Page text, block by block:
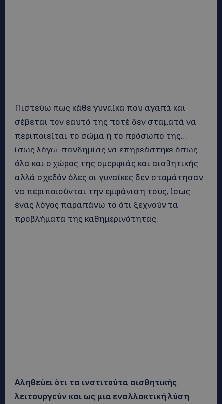
Πιστεύω πως κάθε γυναίκα που αγαπά και
σέβεται τον εαυτό της ποτέ δεν σταματά να
περιποιείται το σώμα ή το πρόσωπο της…
ίσως λόγω πανδημίας να επηρεάστηκε όπως
όλα και ο χώρος της ομορφιάς και αισθητικής
αλλά σχεδόν όλες οι γυναίκες δεν σταμάτησαν
να περιποιούνται την εμφάνιση τους, ίσως
ένας λόγος παραπάνω το ότι ξεχνούν τα
προβλήματα της καθημερινότητας.
Αληθεύει ότι τα ινστιτούτα αισθητικής
λειτουργούν και ως μια εναλλακτική λύση